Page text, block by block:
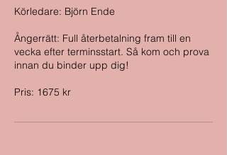
Körledare: Björn Ende
Ångerrätt: Full återbetalning fram till en
vecka efter terminsstart. Så kom och prova
innan du binder upp dig!
Pris: 1675 kr